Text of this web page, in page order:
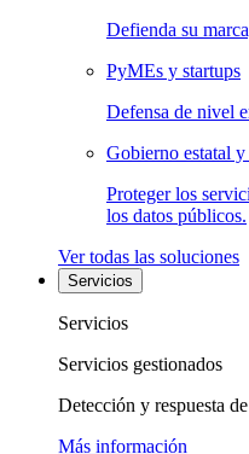
Defienda su
PyMEs y startups
Defensa de nivel
Gobierno estatal
Proteger los
los datos públicos.
Ver todas las soluciones
Servicios
Servicios
Servicios gestionados
Detección y respuesta
Más información